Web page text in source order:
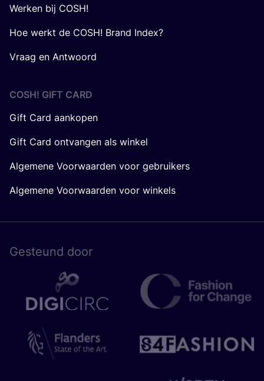
Werken bij COSH!
Hoe werkt de COSH! Brand Index?
Vraag en Antwoord
COSH! GIFT CARD
Gift Card aankopen
Gift Card ontvangen als winkel
Algemene Voorwaarden voor gebruikers
Algemene Voorwaarden voor winkels
Gesteund door